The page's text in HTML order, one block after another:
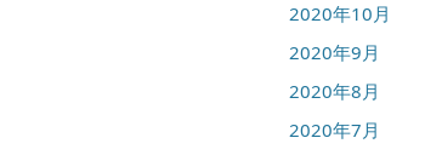
2020年10月
2020年9月
2020年8月
2020年7月